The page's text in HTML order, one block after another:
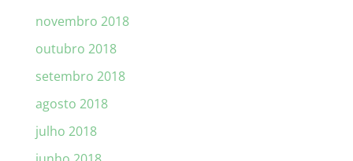
novembro 2018
outubro 2018
setembro 2018
agosto 2018
julho 2018